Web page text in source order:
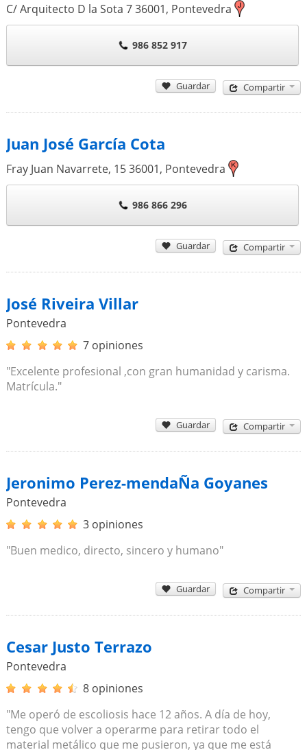
C/ Arquitecto D la Sota 736001, Pontevedra
986 852 917
Guardar Compartir
Juan José García Cota
Fray Juan Navarrete, 1536001, Pontevedra
986 866 296
Guardar Compartir
José Riveira Villar
Pontevedra
7 opiniones
"Excelente profesional ,con gran humanidad y carisma.
Matrícula."
Guardar Compartir
Jeronimo Perez-mendaÑa Goyanes
Pontevedra
3 opiniones
"Buen medico, directo, sincero y humano"
Guardar Compartir
Cesar Justo Terrazo
Pontevedra
8 opiniones
"Me operó de escoliosis hace 12 años. A día de hoy,
tengo que volver a operarme para retirar todo el
material metálico que me pusieron, ya que me está